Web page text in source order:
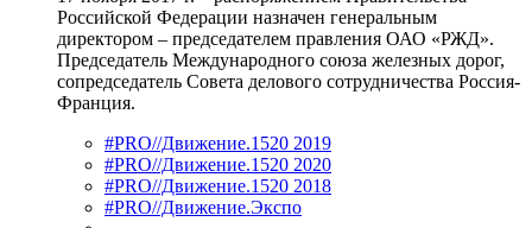
Российской Федерации назначен генеральным
директором – председателем правления ОАО «РЖД».
Председатель Международного союза железных дорог,
сопредседатель Совета делового сотрудничества Россия-
Франция.
#PRO//Движение.1520 2019
#PRO//Движение.1520 2020
#PRO//Движение.1520 2018
#PRO//Движение.Экспо